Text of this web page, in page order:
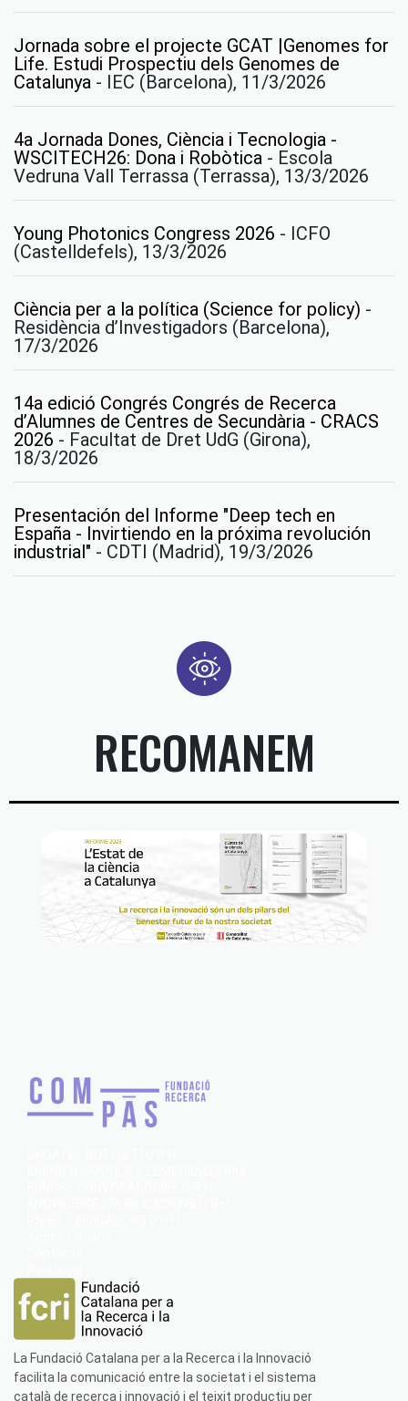
Jornada sobre el projecte GCAT |Genomes for
Life. Estudi Prospectiu dels Genomes de
Catalunya - IEC (Barcelona), 11/3/2026
4a Jornada Dones, Ciència i Tecnologia -
WSCITECH26: Dona i Robòtica - Escola
Vedruna Vall Terrassa (Terrassa), 13/3/2026
Young Photonics Congress 2026 - ICFO
(Castelldefels), 13/3/2026
Ciència per a la política (Science for policy) -
Residència d’Investigadors (Barcelona),
17/3/2026
14a edició Congrés Congrés de Recerca
d’Alumnes de Centres de Secundària - CRACS
2026 - Facultat de Dret UdG (Girona),
18/3/2026
Presentación del Informe "Deep tech en
España - Invirtiendo en la próxima revolución
industrial" - CDTI (Madrid), 19/3/2026
RECOMANEM
La Fundació Catalana per a la Recerca i la Innovació
facilita la comunicació entre la societat i el sistema
català de recerca i innovació i el teixit productiu per